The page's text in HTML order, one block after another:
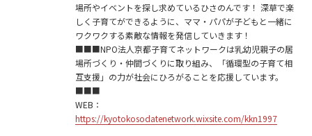
場所やイベントを探し求めているひさのんです！ 深草で楽
しく子育てができるように、ママ・パパが子どもと一緒に
ワクワクする素敵な情報を発信していきます！
■■■NPO法人京都子育てネットワークは乳幼児親子の居
場所づくり・仲間づくりに取り組み、「循環型の子育て相
互支援」の力が社会にひろがることを応援しています。
■■■
WEB：
https://kyotokosodatenetwork.wixsite.com/kkn1997